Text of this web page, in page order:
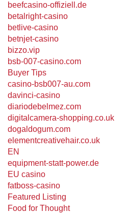
beefcasino-offiziell.de
betalright-casino
betlive-casino
betnjet-casino
bizzo.vip
bsb-007-casino.com
Buyer Tips
casino-bsb007-au.com
davinci-casino
diariodebelmez.com
digitalcamera-shopping.co.uk
dogaldogum.com
elementcreativehair.co.uk
EN
equipment-statt-power.de
EU casino
fatboss-casino
Featured Listing
Food for Thought